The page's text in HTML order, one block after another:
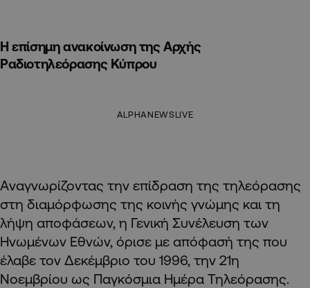
Η επίσημη ανακοίνωση της Αρχής
Ραδιοτηλεόρασης Κύπρου
ALPHANEWSLIVE
Aναγνωρίζοντας την επίδραση της τηλεόρασης
στη διαμόρφωσης της κοινής γνώμης και τη
λήψη αποφάσεων, η Γενική Συνέλευση των
Ηνωμένων Εθνών, όρισε με απόφασή της που
έλαβε τον Δεκέμβριο του 1996, την 21η
Νοεμβρίου ως Παγκόσμια Ημέρα Τηλεόρασης.